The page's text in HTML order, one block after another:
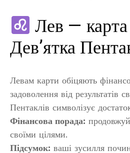
Лев —
Дев’ятка
Левам карти обіцяють
задоволення від результатів
Пентаклів символізує
Фінансова порада:
своїми цілями.
Підсумок: ваші зусилля